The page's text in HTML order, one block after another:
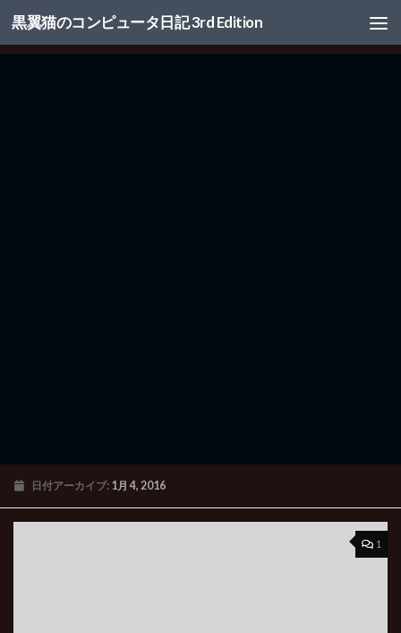
コンテンツへスキップ
黒翼猫のコンピュータ日記 3rd Edition
日付アーカイブ: 1月 4, 2016
1